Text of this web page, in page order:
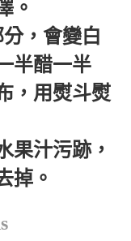
。
，會變白
半醋一半
，用熨斗熨
果汁污跡，
掉。